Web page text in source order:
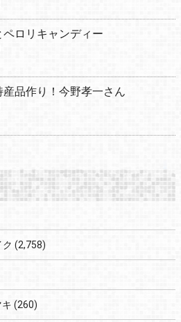
ロリキャンディー
品作り！今野孝一さん
(2,758)
(260)